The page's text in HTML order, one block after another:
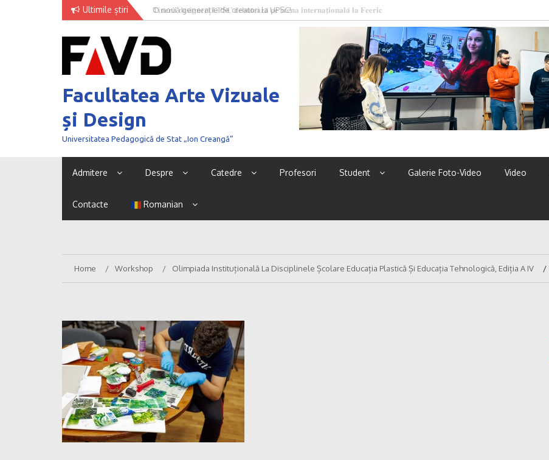
Ultimile știri O nouă generație de creatori la UPSC!
Facultatea Arte Vizuale
și Design
Universitatea Pedagogică de Stat „Ion Creangă”
Admitere Despre Catedre Profesori Student Galerie Foto-Video Video
Contacte Romanian
Home Workshop Olimpiada Instituțională La Disciplinele Școlare Educația Plastică Și Educația Tehnologică, Ediția A IV